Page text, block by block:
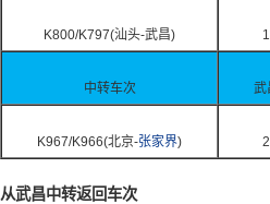
K800/K797(汕头-武昌)
中转车次 武
K967/K966(北京-张家界)
从武昌中转返回车次